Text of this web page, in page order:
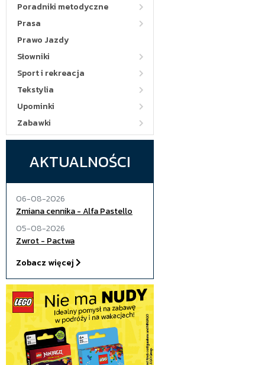
Poradniki metodyczne
Prasa
Prawo Jazdy
Słowniki
Sport i rekreacja
Tekstylia
Upominki
Zabawki
AKTUALNOŚCI
06-08-2026
Zmiana cennika - Alfa Pastello
05-08-2026
Zwrot - Pactwa
Zobacz więcej